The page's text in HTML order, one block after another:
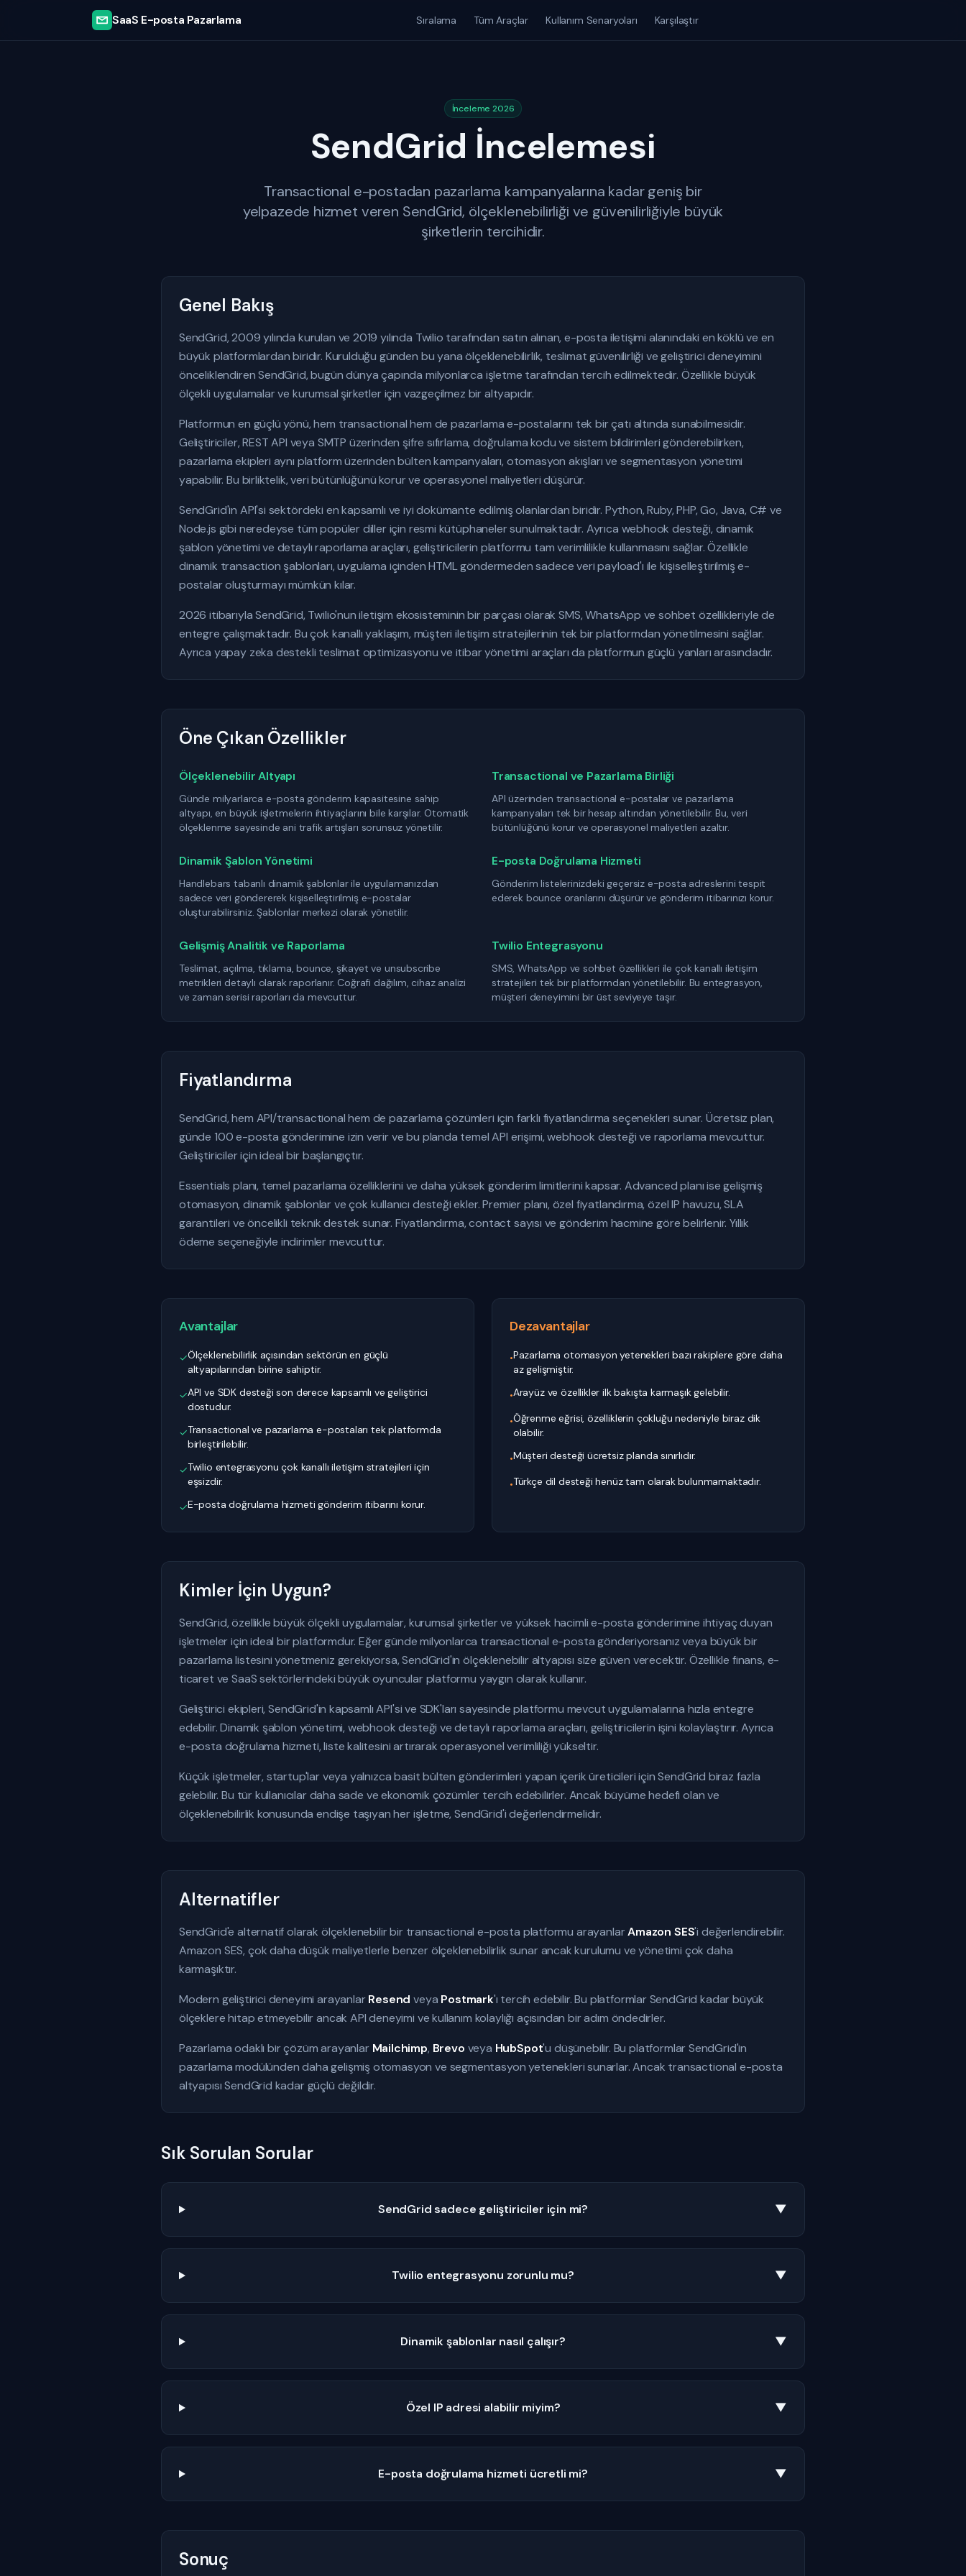
SaaS E-posta Pazarlama Sıralama Tüm Araçlar Kullanım Senaryoları Karşılaştır
İnceleme 2026
SendGrid İncelemesi
Transactional e-postadan pazarlama kampanyalarına kadar geniş bir
yelpazede hizmet veren SendGrid, ölçeklenebilirliği ve güvenilirliğiyle büyük
şirketlerin tercihidir.
Genel Bakış
SendGrid, 2009 yılında kurulan ve 2019 yılında Twilio tarafından satın alınan, e-posta iletişimi alanındaki en köklü ve en
büyük platformlardan biridir. Kurulduğu günden bu yana ölçeklenebilirlik, teslimat güvenilirliği ve geliştirici deneyimini
önceliklendiren SendGrid, bugün dünya çapında milyonlarca işletme tarafından tercih edilmektedir. Özellikle büyük
ölçekli uygulamalar ve kurumsal şirketler için vazgeçilmez bir altyapıdır.
Platformun en güçlü yönü, hem transactional hem de pazarlama e-postalarını tek bir çatı altında sunabilmesidir.
Geliştiriciler, REST API veya SMTP üzerinden şifre sıfırlama, doğrulama kodu ve sistem bildirimleri gönderebilirken,
pazarlama ekipleri aynı platform üzerinden bülten kampanyaları, otomasyon akışları ve segmentasyon yönetimi
yapabilir. Bu birliktelik, veri bütünlüğünü korur ve operasyonel maliyetleri düşürür.
SendGrid'in API'si sektördeki en kapsamlı ve iyi dokümante edilmiş olanlardan biridir. Python, Ruby, PHP, Go, Java, C# ve
Node.js gibi neredeyse tüm popüler diller için resmi kütüphaneler sunulmaktadır. Ayrıca webhook desteği, dinamik
şablon yönetimi ve detaylı raporlama araçları, geliştiricilerin platformu tam verimlilikle kullanmasını sağlar. Özellikle
dinamik transaction şablonları, uygulama içinden HTML göndermeden sadece veri payload'ı ile kişiselleştirilmiş e-
postalar oluşturmayı mümkün kılar.
2026 itibarıyla SendGrid, Twilio'nun iletişim ekosisteminin bir parçası olarak SMS, WhatsApp ve sohbet özellikleriyle de
entegre çalışmaktadır. Bu çok kanallı yaklaşım, müşteri iletişim stratejilerinin tek bir platformdan yönetilmesini sağlar.
Ayrıca yapay zeka destekli teslimat optimizasyonu ve itibar yönetimi araçları da platformun güçlü yanları arasındadır.
Öne Çıkan Özellikler
Ölçeklenebilir Altyapı
Günde milyarlarca e-posta gönderim kapasitesine sahip
altyapı, en büyük işletmelerin ihtiyaçlarını bile karşılar. Otomatik
ölçeklenme sayesinde ani trafik artışları sorunsuz yönetilir.
Transactional ve Pazarlama Birliği
API üzerinden transactional e-postalar ve pazarlama
kampanyaları tek bir hesap altından yönetilebilir. Bu, veri
bütünlüğünü korur ve operasyonel maliyetleri azaltır.
Dinamik Şablon Yönetimi
Handlebars tabanlı dinamik şablonlar ile uygulamanızdan
sadece veri göndererek kişiselleştirilmiş e-postalar
oluşturabilirsiniz. Şablonlar merkezi olarak yönetilir.
E-posta Doğrulama Hizmeti
Gönderim listelerinizdeki geçersiz e-posta adreslerini tespit
ederek bounce oranlarını düşürür ve gönderim itibarınızı korur.
Gelişmiş Analitik ve Raporlama
Teslimat, açılma, tıklama, bounce, şikayet ve unsubscribe
metrikleri detaylı olarak raporlanır. Coğrafi dağılım, cihaz analizi
ve zaman serisi raporları da mevcuttur.
Twilio Entegrasyonu
SMS, WhatsApp ve sohbet özellikleri ile çok kanallı iletişim
stratejileri tek bir platformdan yönetilebilir. Bu entegrasyon,
müşteri deneyimini bir üst seviyeye taşır.
Fiyatlandırma
SendGrid, hem API/transactional hem de pazarlama çözümleri için farklı fiyatlandırma seçenekleri sunar. Ücretsiz plan,
günde 100 e-posta gönderimine izin verir ve bu planda temel API erişimi, webhook desteği ve raporlama mevcuttur.
Geliştiriciler için ideal bir başlangıçtır.
Essentials planı, temel pazarlama özelliklerini ve daha yüksek gönderim limitlerini kapsar. Advanced planı ise gelişmiş
otomasyon, dinamik şablonlar ve çok kullanıcı desteği ekler. Premier planı, özel fiyatlandırma, özel IP havuzu, SLA
garantileri ve öncelikli teknik destek sunar. Fiyatlandırma, contact sayısı ve gönderim hacmine göre belirlenir. Yıllık
ödeme seçeneğiyle indirimler mevcuttur.
Avantajlar
✓Ölçeklenebilirlik açısından sektörün en güçlü
altyapılarından birine sahiptir.
✓API ve SDK desteği son derece kapsamlı ve geliştirici
dostudur.
✓Transactional ve pazarlama e-postaları tek platformda
birleştirilebilir.
✓Twilio entegrasyonu çok kanallı iletişim stratejileri için
eşsizdir.
✓E-posta doğrulama hizmeti gönderim itibarını korur.
Dezavantajlar
•Pazarlama otomasyon yetenekleri bazı rakiplere göre daha
az gelişmiştir.
•Arayüz ve özellikler ilk bakışta karmaşık gelebilir.
•Öğrenme eğrisi, özelliklerin çokluğu nedeniyle biraz dik
olabilir.
•Müşteri desteği ücretsiz planda sınırlıdır.
•Türkçe dil desteği henüz tam olarak bulunmamaktadır.
Kimler İçin Uygun?
SendGrid, özellikle büyük ölçekli uygulamalar, kurumsal şirketler ve yüksek hacimli e-posta gönderimine ihtiyaç duyan
işletmeler için ideal bir platformdur. Eğer günde milyonlarca transactional e-posta gönderiyorsanız veya büyük bir
pazarlama listesini yönetmeniz gerekiyorsa, SendGrid'in ölçeklenebilir altyapısı size güven verecektir. Özellikle finans, e-
ticaret ve SaaS sektörlerindeki büyük oyuncular platformu yaygın olarak kullanır.
Geliştirici ekipleri, SendGrid'in kapsamlı API'si ve SDK'ları sayesinde platformu mevcut uygulamalarına hızla entegre
edebilir. Dinamik şablon yönetimi, webhook desteği ve detaylı raporlama araçları, geliştiricilerin işini kolaylaştırır. Ayrıca
e-posta doğrulama hizmeti, liste kalitesini artırarak operasyonel verimliliği yükseltir.
Küçük işletmeler, startup'lar veya yalnızca basit bülten gönderimleri yapan içerik üreticileri için SendGrid biraz fazla
gelebilir. Bu tür kullanıcılar daha sade ve ekonomik çözümler tercih edebilirler. Ancak büyüme hedefi olan ve
ölçeklenebilirlik konusunda endişe taşıyan her işletme, SendGrid'i değerlendirmelidir.
Alternatifler
SendGrid'e alternatif olarak ölçeklenebilir bir transactional e-posta platformu arayanlarAmazon SES'i değerlendirebilir.
Amazon SES, çok daha düşük maliyetlerle benzer ölçeklenebilirlik sunar ancak kurulumu ve yönetimi çok daha
karmaşıktır.
Modern geliştirici deneyimi arayanlarResend veya Postmark'ı tercih edebilir. Bu platformlar SendGrid kadar büyük
ölçeklere hitap etmeyebilir ancak API deneyimi ve kullanım kolaylığı açısından bir adım öndedirler.
Pazarlama odaklı bir çözüm arayanlar Mailchimp, Brevo veya HubSpot'u düşünebilir. Bu platformlar SendGrid'in
pazarlama modülünden daha gelişmiş otomasyon ve segmentasyon yetenekleri sunarlar. Ancak transactional e-posta
altyapısı SendGrid kadar güçlü değildir.
Sık Sorulan Sorular
SendGrid sadece geliştiriciler için mi? ▼
Twilio entegrasyonu zorunlu mu? ▼
Dinamik şablonlar nasıl çalışır? ▼
Özel IP adresi alabilir miyim? ▼
E-posta doğrulama hizmeti ücretli mi? ▼
Sonuç